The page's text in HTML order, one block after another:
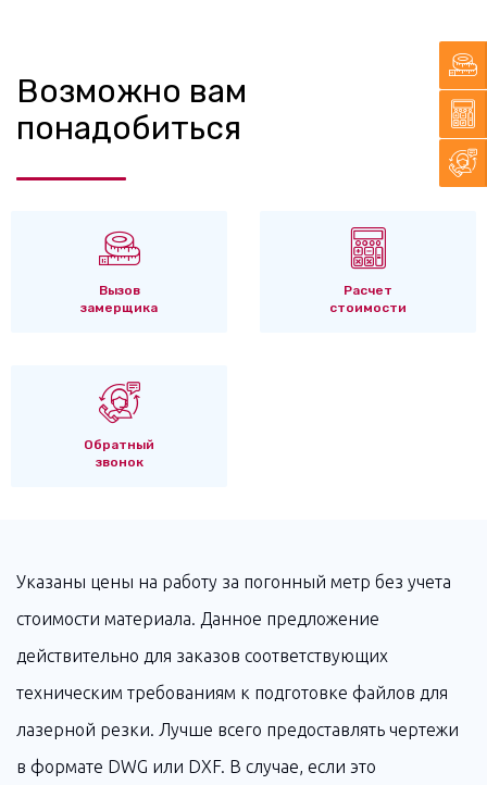
Возможно вам
понадобиться
Вызов
замерщика
Расчет
стоимости
Обратный
звонок
Указаны цены на работу за погонный метр без учета
стоимости материала. Данное предложение
действительно для заказов соответствующих
техническим требованиям к подготовке файлов для
лазерной резки. Лучше всего предоставлять чертежи
в формате DWG или DXF. В случае, если это